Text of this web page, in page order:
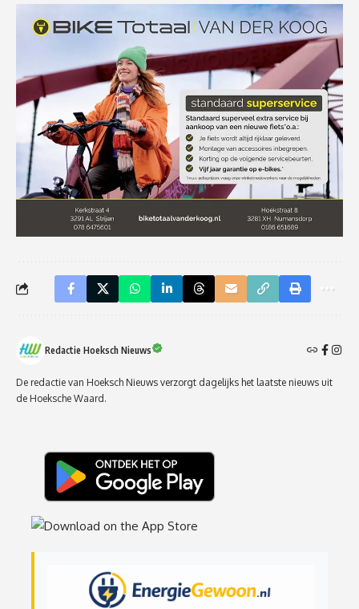
Redactie Hoeksch Nieuws
De redactie van Hoeksch Nieuws verzorgt dagelijks het laatste nieuws uit
de Hoeksche Waard.